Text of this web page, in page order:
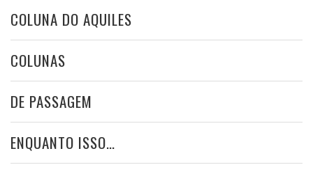
COLUNA DO AQUILES
COLUNAS
DE PASSAGEM
ENQUANTO ISSO…